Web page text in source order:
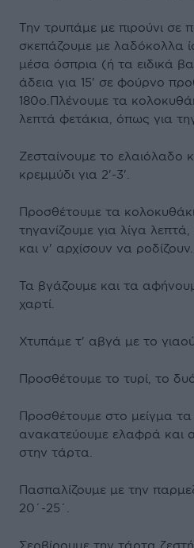
Την τρυπάμε με πιρούνι σε
σκεπάζουμε με λαδόκολλα
μέσα όσπρια (ή τα ειδικά
άδεια για 15' σε φούρνο
180ο.Πλένουμε τα
λεπτά φετάκια, όπως για
Ζεσταίνουμε το ελαιόλαδο
κρεμμύδι για 2'-3'.
Προσθέτουμε τα
τηγανίζουμε για λίγα
και ν' αρχίσουν να ροδίζουν.
Τα βγάζουμε και τα
χαρτί.
Χτυπάμε τ' αβγά με το
Προσθέτουμε το τυρί, το
Προσθέτουμε στο μείγμα
ανακατεύουμε ελαφρά και
στην τάρτα.
Πασπαλίζουμε με την
20΄-25΄.